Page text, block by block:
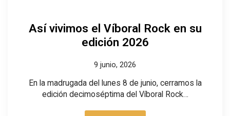
Así vivimos el Víboral Rock en su
edición 2026
9 junio, 2026
En la madrugada del lunes 8 de junio, cerramos la
edición decimoséptima del Víboral Rock…